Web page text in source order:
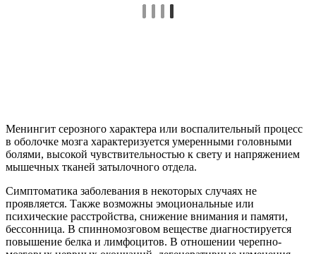
Менингит серозного характера или воспалительный процесс
в оболочке мозга характеризуется умеренными головными
болями, высокой чувствительностью к свету и напряжением
мышечных тканей затылочного отдела.
Симптоматика заболевания в некоторых случаях не
проявляется. Также возможны эмоциональные или
психические расстройства, снижение внимания и памяти,
бессонница. В спинномозговом веществе диагностируется
повышение белка и лимфоцитов. В отношении черепно-